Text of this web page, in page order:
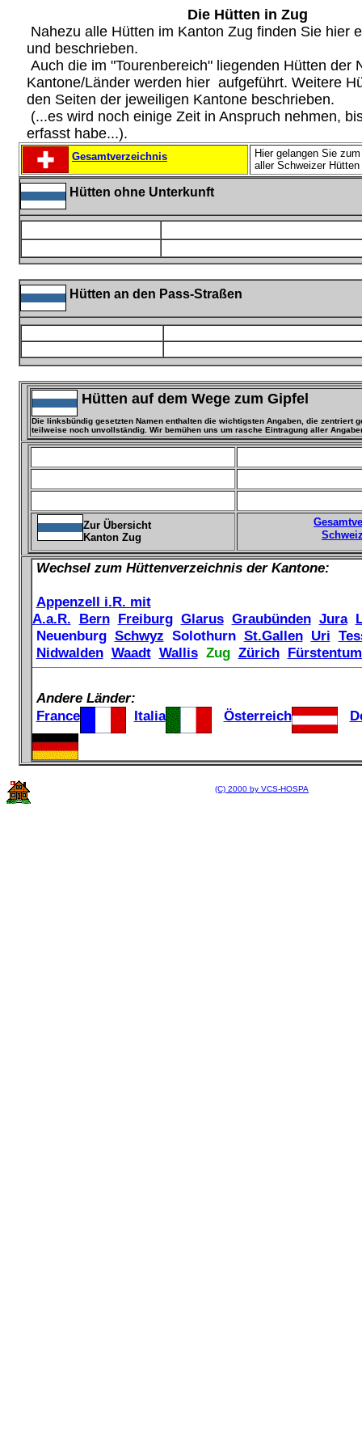
Die Hütten in Zug
Nahezu alle Hütten im Kanton Zug finden Sie hier
und beschrieben.
Auch die im "Tourenbereich" liegenden Hütten der
Kantone/Länder werden hier aufgeführt. Weitere
den Seiten der jeweiligen Kantone beschrieben.
(...es wird noch einige Zeit in Anspruch nehmen,
erfasst habe...).
Gesamtverzeichnis
Hier gelangen Sie
aller Schweizer Hütten
Hütten ohne Unterkunft
Hütten an den Pass-Straßen
Hütten auf dem Wege zum Gipfel
Die linksbündig gesetzten Namen enthalten die wichtigsten Angaben, die zentriert
teilweise noch unvollständig. Wir bemühen uns um rasche Eintragung aller
Zur Übersicht
Kanton Zug
Wechsel zum Hüttenverzeichnis der Kantone:
Appenzell i.R. mit
A.a.R. Bern Freiburg Glarus Graubünden Jura
Neuenburg Schwyz Solothurn St.Gallen Uri
Nidwalden Waadt Wallis Zug Zürich
Andere Länder:
France
Italia Österreich
(C) 2000 by VCS-HOSPA